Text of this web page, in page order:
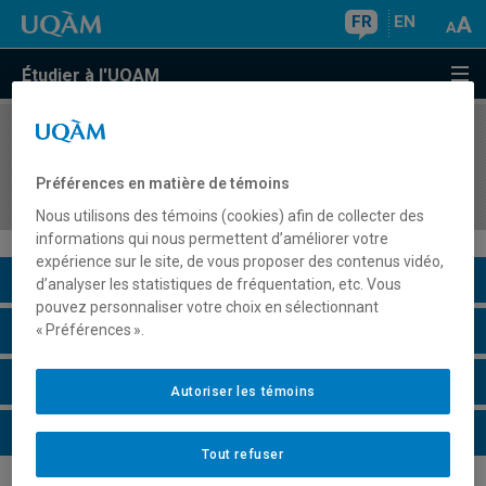
FR EN
Étudier à l'UQAM
COURS//
industriels
Description du cours
Horaire - Été 2026
Horaire - Automne 2026
Horaire - Hiver 2027
Préférences en matière de témoins
Nous utilisons des témoins (cookies) afin de collecter des
informations qui nous permettent d’améliorer votre
expérience sur le site, de vous proposer des contenus vidéo,
d’analyser les statistiques de fréquentation, etc. Vous
pouvez personnaliser votre choix en sélectionnant
« Préférences ».
Tout refuser
Autoriser les témoins